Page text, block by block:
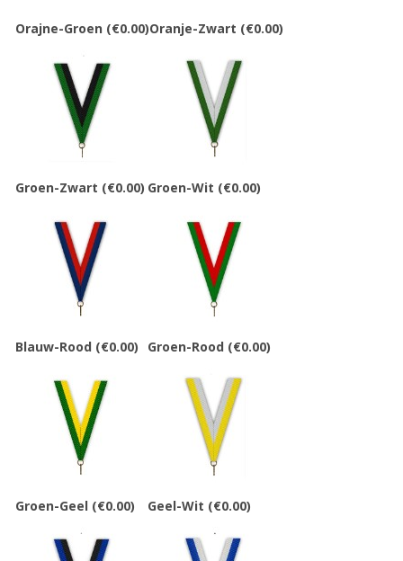
Orajne-Groen (€0.00)Oranje-Zwart (€0.00)
Groen-Zwart (€0.00) Groen-Wit (€0.00)
Blauw-Rood (€0.00) Groen-Rood (€0.00)
Groen-Geel (€0.00) Geel-Wit (€0.00)